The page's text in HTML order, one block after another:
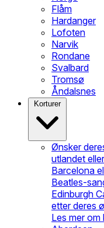
Flåm
Hardanger
Lofoten
Narvik
Rondane
Svalbard
Tromsø
Åndalsnes
Korturer
Ønsker
utlandet
Barcelona
Beatles-
Edinburgh
etter deres
Les mer om